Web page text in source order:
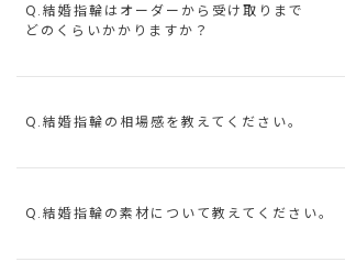
Q.結婚指輪はオーダーから受け取りまで
どのくらいかかりますか？
Q.結婚指輪の相場感を教えてください。
Q.結婚指輪の素材について教えてください。